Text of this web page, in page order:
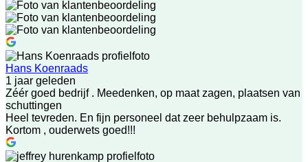
Hans Koenraads
1 jaar geleden
Zéér goed bedrijf . Meedenken, op maat zagen, plaatsen van
schuttingen
Heel tevreden. En fijn personeel dat zeer behulpzaam is.
Kortom , ouderwets goed!!!